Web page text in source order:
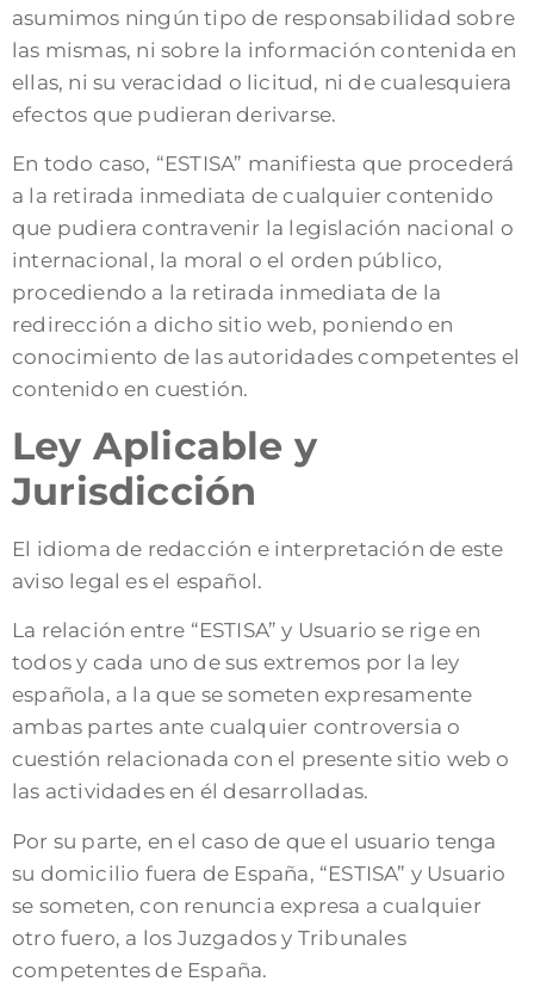
asumimos ningún tipo de responsabilidad sobre
las mismas, ni sobre la información contenida en
ellas, ni su veracidad o licitud, ni de cualesquiera
efectos que pudieran derivarse.
En todo caso, “ESTISA” manifiesta que procederá
a la retirada inmediata de cualquier contenido
que pudiera contravenir la legislación nacional o
internacional, la moral o el orden público,
procediendo a la retirada inmediata de la
redirección a dicho sitio web, poniendo en
conocimiento de las autoridades competentes el
contenido en cuestión.
Ley Aplicable y
Jurisdicción
El idioma de redacción e interpretación de este
aviso legal es el español.
La relación entre “ESTISA” y Usuario se rige en
todos y cada uno de sus extremos por la ley
española, a la que se someten expresamente
ambas partes ante cualquier controversia o
cuestión relacionada con el presente sitio web o
las actividades en él desarrolladas.
Por su parte, en el caso de que el usuario tenga
su domicilio fuera de España, “ESTISA” y Usuario
se someten, con renuncia expresa a cualquier
otro fuero, a los Juzgados y Tribunales
competentes de España.